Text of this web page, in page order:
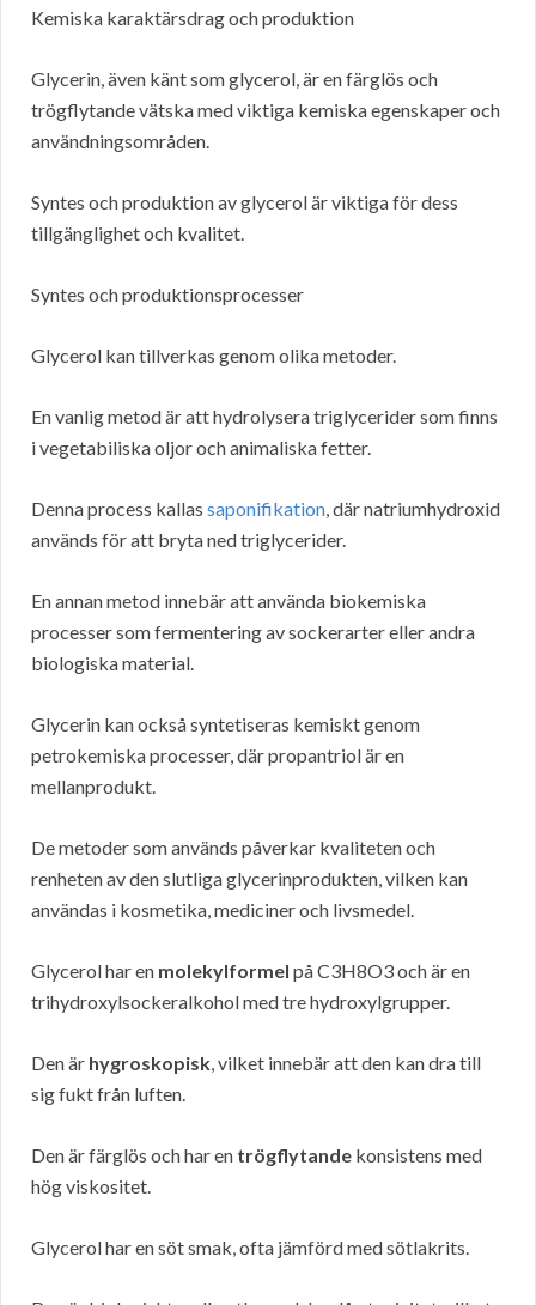
Kemiska karaktärsdrag och produktion
Glycerin, även känt som glycerol, är en färglös och
trögflytande vätska med viktiga kemiska egenskaper och
användningsområden.
Syntes och produktion av glycerol är viktiga för dess
tillgänglighet och kvalitet.
Syntes och produktionsprocesser
Glycerol kan tillverkas genom olika metoder.
En vanlig metod är att hydrolysera triglycerider som finns
i vegetabiliska oljor och animaliska fetter.
Denna process kallas saponifikation, där natriumhydroxid
används för att bryta ned triglycerider.
En annan metod innebär att använda biokemiska
processer som fermentering av sockerarter eller andra
biologiska material.
Glycerin kan också syntetiseras kemiskt genom
petrokemiska processer, där propantriol är en
mellanprodukt.
De metoder som används påverkar kvaliteten och
renheten av den slutliga glycerinprodukten, vilken kan
användas i kosmetika, mediciner och livsmedel.
Glycerol har en molekylformel på C3H8O3 och är en
trihydroxylsockeralkohol med tre hydroxylgrupper.
Den är hygroskopisk, vilket innebär att den kan dra till
sig fukt från luften.
Den är färglös och har en trögflytande konsistens med
hög viskositet.
Glycerol har en söt smak, ofta jämförd med sötlakrits.